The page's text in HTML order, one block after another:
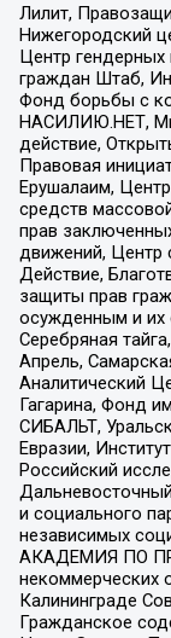
Лилит,
Нижегородский
Центр
граждан Штаб,
Фонд борьбы с
НАСИЛИЮ.НЕТ,
действие,
Правовая
Ерушалаим,
средств
прав
движений, Центр
Действие,
защиты прав
осужденным и их
Серебряная
Апрель,
Аналитический
Гагарина, Фонд
СИБАЛЬТ,
Евразии,
Российский
и социального
независимых
АКАДЕМИЯ ПО
некоммерческих
Калининграде
Гражданское